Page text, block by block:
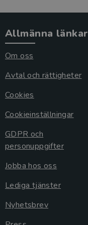
Allmänna länkar
Om oss
Avtal och rättigheter
Cookies
Cookieinställningar
GDPR och
personuppgifter
Jobba hos oss
Lediga tjänster
Nyhetsbrev